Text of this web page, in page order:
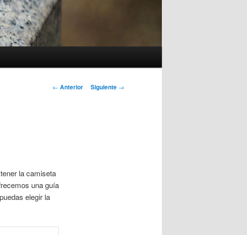
Navegación
← Anterior Siguiente →
la camiseta
una guía
elegir la